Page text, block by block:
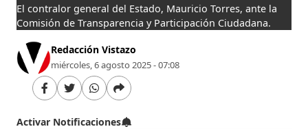
El contralor general del Estado, Mauricio Torres, ante la
Comisión de Transparencia y Participación Ciudadana.
Redacción Vistazo
miércoles, 6 agosto 2025 - 07:08
Activar Notificaciones